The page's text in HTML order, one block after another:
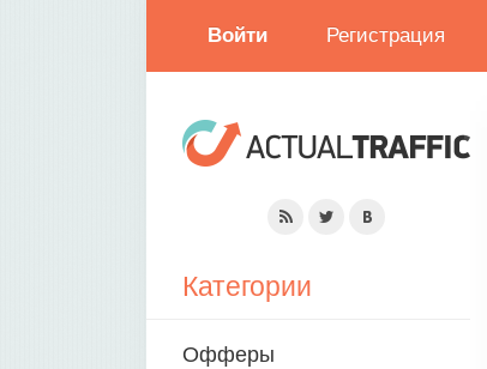
Войти Регистрация
Категории
Офферы